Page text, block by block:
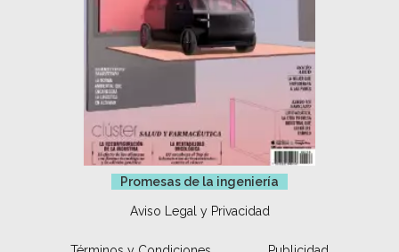
Promesas de la ingeniería
Aviso Legal y Privacidad